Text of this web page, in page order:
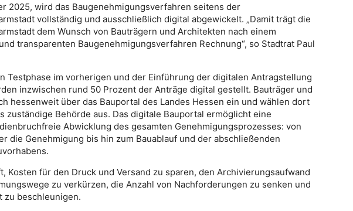
2025, wird das Baugenehmigungsverfahren seitens der
vollständig und ausschließlich digital abgewickelt. „Damit trägt die
dem Wunsch von Bauträgern und Architekten nach einem
transparenten Baugenehmigungsverfahren Rechnung“, so Stadtrat Paul
Testphase im vorherigen und der Einführung der digitalen Antragstellung
inzwischen rund 50 Prozent der Anträge digital gestellt. Bauträger und
hessenweit über das Bauportal des Landes Hessen ein und wählen dort
zuständige Behörde aus. Das digitale Bauportal ermöglicht eine
Abwicklung des gesamten Genehmigungsprozesses: von
die Genehmigung bis hin zum Bauablauf und der abschließenden
Kosten für den Druck und Versand zu sparen, den Archivierungsaufwand
zu verkürzen, die Anzahl von Nachforderungen zu senken und
zu beschleunigen.